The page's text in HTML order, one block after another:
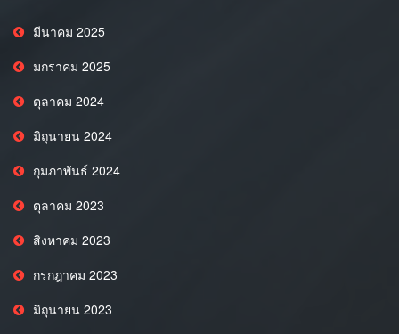
มีนาคม 2025
มกราคม 2025
ตุลาคม 2024
มิถุนายน 2024
กุมภาพันธ์ 2024
ตุลาคม 2023
สิงหาคม 2023
กรกฎาคม 2023
มิถุนายน 2023